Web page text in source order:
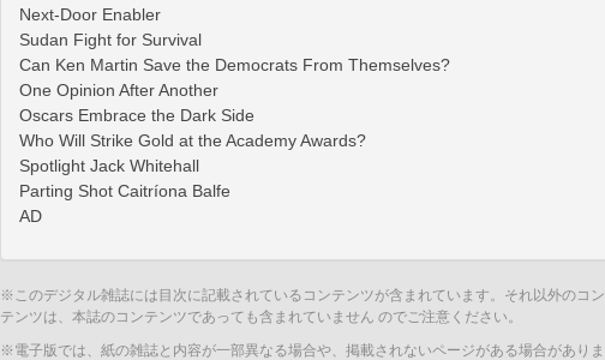
Next-Door Enabler
Sudan Fight for Survival
Can Ken Martin Save the Democrats From Themselves?
One Opinion After Another
Oscars Embrace the Dark Side
Who Will Strike Gold at the Academy Awards?
Spotlight Jack Whitehall
Parting Shot Caitríona Balfe
AD
※このデジタル雑誌には目次に記載されているコンテンツが含まれています。それ以外のコン
テンツは、本誌のコンテンツであっても含まれていません のでご注意ください。
※電子版では、紙の雑誌と内容が一部異なる場合や、掲載されないページがある場合がありま